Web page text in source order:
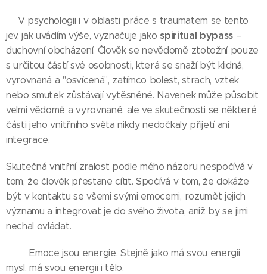
👉V psychologii i v oblasti práce s traumatem se tento
jev, jak uvádím výše, vyznačuje jakospiritual bypass –
duchovní obcházení. Člověk se nevědomě ztotožní pouze
s určitou částí své osobnosti, která se snaží být klidná,
vyrovnaná a "osvícená", zatímco bolest, strach, vztek
nebo smutek zůstávají vytěsněné. Navenek může působit
velmi vědomě a vyrovnaně, ale ve skutečnosti se některé
části jeho vnitřního světa nikdy nedočkaly přijetí ani
integrace.
Skutečná vnitřní zralost podle mého názoru nespočívá v
tom, že člověk přestane cítit. Spočívá v tom, že dokáže
být v kontaktu se všemi svými emocemi, rozumět jejich
významu a integrovat je do svého života, aniž by se jimi
nechal ovládat.
👉👉Emoce jsou energie. Stejně jako má svou energii
mysl, má svou energii i tělo.